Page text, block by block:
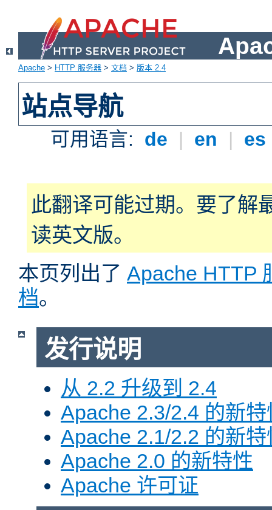
Apache > HTTP 服务器 > 文档 > 版本 2.4
站点导航
可用语言: de | en | es
此翻译可能过期。要了解
读英文版。
本页列出了 Apache HTTP
档。
发行说明
从 2.2 升级到 2.4
Apache 2.3/2.4 的新特
Apache 2.1/2.2 的新特
Apache 2.0 的新特性
Apache 许可证